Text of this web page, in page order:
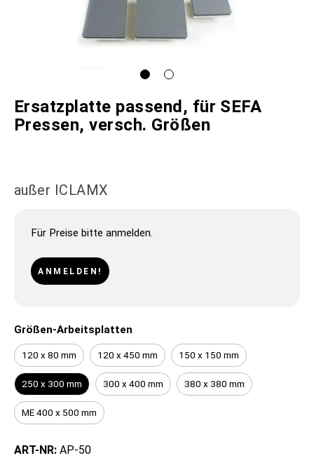
Ersatzplatte passend, für SEFA
Pressen, versch. Größen
außer ICLAMX
Für Preise bitte anmelden.
ANMELDEN!
Größen-Arbeitsplatten
120 x 80 mm 120 x 450 mm 150 x 150 mm
250 x 300 mm 300 x 400 mm 380 x 380 mm
ME 400 x 500 mm
ART-NR: AP-50